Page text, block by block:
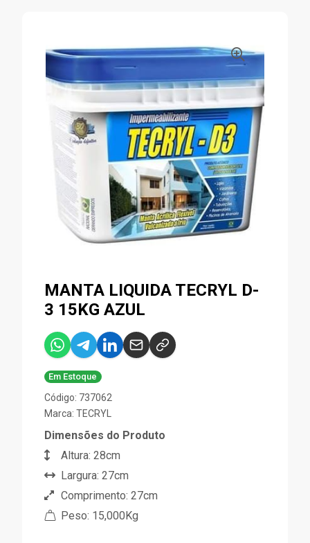
MANTA LIQUIDA TECRYL D-
3 15KG AZUL
Em Estoque
Código: 737062
Marca: TECRYL
Dimensões do Produto
Altura: 28cm
Largura: 27cm
Comprimento: 27cm
Peso: 15,000Kg